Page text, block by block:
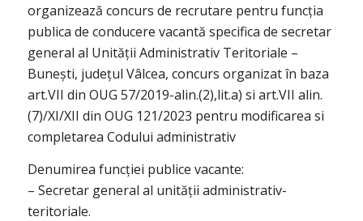
organizează concurs de recrutare pentru funcția
publica de conducere vacantă specifica de secretar
general al Unității Administrativ Teritoriale –
Bunești, județul Vâlcea, concurs organizat în baza
art.VII din OUG 57/2019-alin.(2),lit.a) si art.VII alin.
(7)/XI/XII din OUG 121/2023 pentru modificarea si
completarea Codului administrativ
Denumirea funcției publice vacante:
– Secretar general al unității administrativ-
teritoriale.